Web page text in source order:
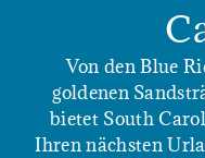
Von den Blue
goldenen
bietet South
Ihren nächsten